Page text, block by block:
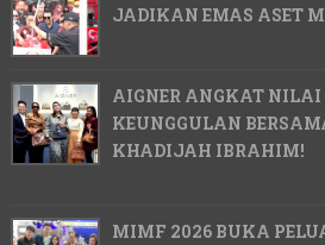
JADIKAN EMAS ASET
AIGNER ANGKAT
KEUNGGULAN
KHADIJAH IBRAHIM!
MIMF 2026 BUKA